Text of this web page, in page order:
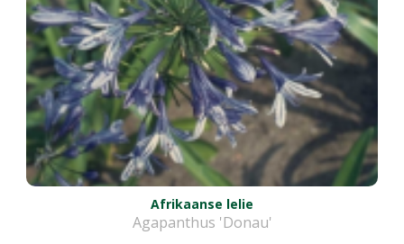
Afrikaanse lelie
Agapanthus 'Donau'